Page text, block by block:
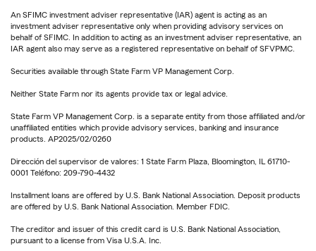
An SFIMC investment adviser representative (IAR) agent is acting as an
investment adviser representative only when providing advisory services on
behalf of SFIMC. In addition to acting as an investment adviser representative, an
IAR agent also may serve as a registered representative on behalf of SFVPMC.
Securities available through State Farm VP Management Corp.
Neither State Farm nor its agents provide tax or legal advice.
State Farm VP Management Corp. is a separate entity from those affiliated and/or
unaffiliated entities which provide advisory services, banking and insurance
products. AP2025/02/0260
Dirección del supervisor de valores: 1 State Farm Plaza, Bloomington, IL 61710-
0001 Teléfono: 209-790-4432
Installment loans are offered by U.S. Bank National Association. Deposit products
are offered by U.S. Bank National Association. Member FDIC.
The creditor and issuer of this credit card is U.S. Bank National Association,
pursuant to a license from Visa U.S.A. Inc.